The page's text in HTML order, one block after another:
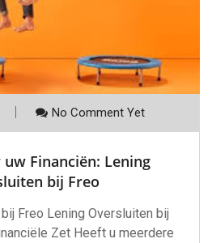
No Comment Yet
Financiën: Lening
bij Freo
Freo Lening Oversluiten bij
Zet Heeft u meerdere